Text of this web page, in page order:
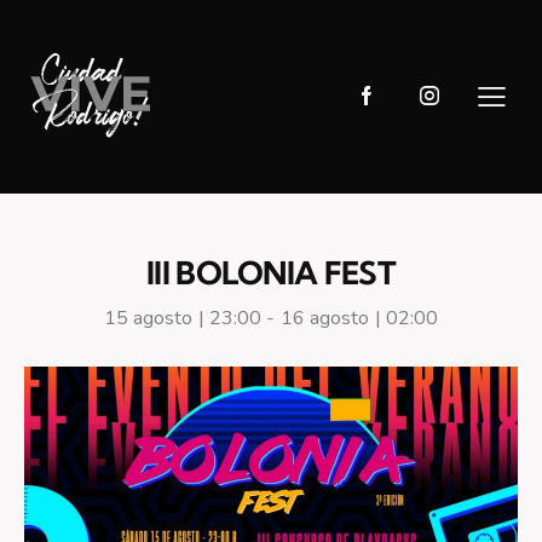
III BOLONIA FEST
15 agosto | 23:00 - 16 agosto | 02:00